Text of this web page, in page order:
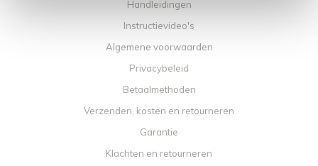
Handleidingen
Instructievideo's
Algemene voorwaarden
Privacybeleid
Betaalmethoden
Verzenden, kosten en retourneren
Garantie
Klachten en retourneren